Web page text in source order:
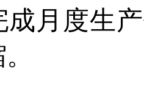
成月度生